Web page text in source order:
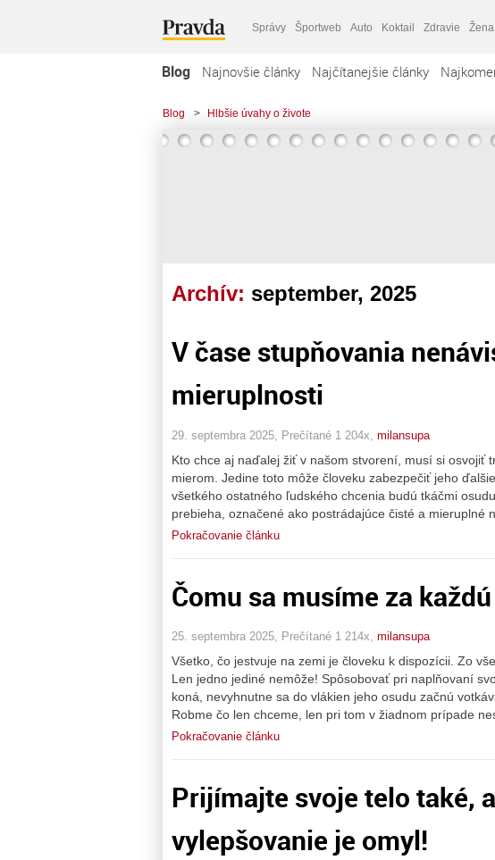
Správy Športweb Auto Koktail Zdravie Žena
Blog Najnovšie články Najčítanejšie články
Blog > Hlbšie úvahy o živote
Archív: september, 2025
V čase stupňovania
mieruplnosti
29. septembra 2025, Prečítané 1 204x, milansupa
Kto chce aj naďalej žiť v našom stvorení, musí si osvojiť
mierom. Jedine toto môže človeku zabezpečiť jeho
všetkého ostatného ľudského chcenia budú tkáčmi
prebieha, označené ako postrádajúce čisté a mieruplné
Pokračovanie článku
Čomu sa musíme za
25. septembra 2025, Prečítané 1 214x, milansupa
Všetko, čo jestvuje na zemi je človeku k dispozícii. Zo
Len jedno jediné nemôže! Spôsobovať pri naplňovaní
koná, nevyhnutne sa do vlákien jeho osudu začnú
Robme čo len chceme, len pri tom v žiadnom prípade
Pokračovanie článku
Prijímajte svoje telo také,
vylepšovanie je omyl!